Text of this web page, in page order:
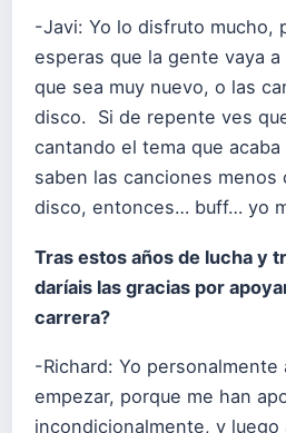
-Javi: Yo lo disfruto mucho,
esperas que la gente vaya
que sea muy nuevo, o las
disco. Si de repente ves
cantando el tema que
saben las canciones menos
disco, entonces… buff… yo
Tras estos años de lucha y
daríais las gracias por
carrera?
-Richard: Yo personalmente
empezar, porque me han
incondicionalmente, y luego